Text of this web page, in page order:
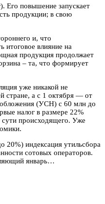
Его повышение запускает
продукции; в свою
и, что
итоговое влияние на
продукция продолжает
– та, что формирует
уже никакой не
стране, а с 1 октября — от
(УСН) с 60 млн до
налог в размере 22%
сути происходящего. Уже
20%) индексация утильсбора
сотовых операторов.
январь…